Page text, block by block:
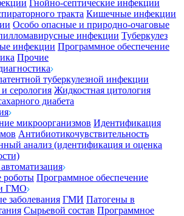
Гнойно-септические инфекции
тракта Кишечные инфекции
Особо опасные и природно-очаговые
инфекции Туберкулез
инфекции Программное обеспечение
Прочие
туберкулезной инфекции
серология Жидкостная цитология
диабета
микроорганизмов Идентификация
Антибиотикочувствительность
анализ (идентификация и оценка
роботы Программное обеспечение
и ГМО
заболевания ГМИ Патогены в
Сырьевой состав Программное